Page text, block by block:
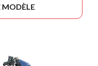
MODÈLE